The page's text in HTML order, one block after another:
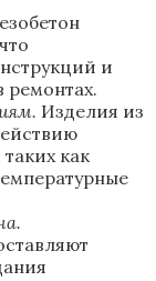
и
ремонтах.
Изделия из
как